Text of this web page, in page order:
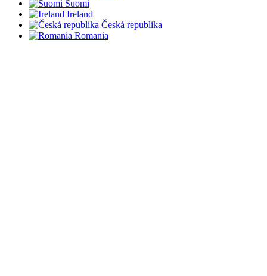
Suomi
Ireland
Česká republika
Romania